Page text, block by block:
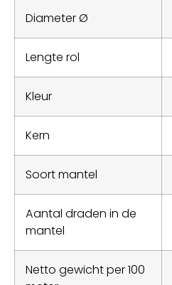
Diameter Ø
Lengte rol
Kleur
Kern
Soort mantel
Aantal draden in de
mantel
Netto gewicht per 100